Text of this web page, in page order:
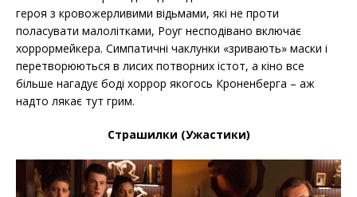
героя з кровожерливими відьмами, які не проти
поласувати малолітками, Роуг несподівано включає
хоррормейкера. Симпатичні чаклунки «зривають» маски і
перетворюються в лисих потворних істот, а кіно все
більше нагадує боді хоррор якогось Кроненберга – аж
надто лякає тут грим.
Страшилки (Ужастики)